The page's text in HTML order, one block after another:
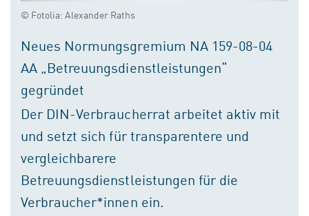
© Fotolia: Alexander Raths
Neues Normungsgremium NA 159-08-04
AA „Betreuungsdienstleistungen“
gegründet
Der DIN-Verbraucherrat arbeitet aktiv mit
und setzt sich für transparentere und
vergleichbarere
Betreuungsdienstleistungen für die
Verbraucher*innen ein.